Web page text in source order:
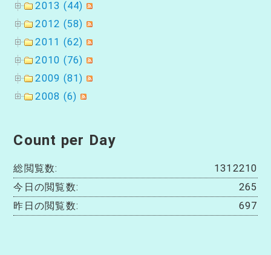
2013 (44)
2012 (58)
2011 (62)
2010 (76)
2009 (81)
2008 (6)
Count per Day
1312210
総閲覧数:
265
今日の閲覧数:
697
昨日の閲覧数: